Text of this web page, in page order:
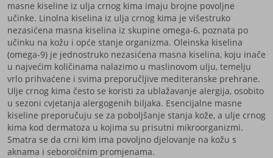
masne kiseline iz ulja crnog kima imaju brojne povoljne
učinke. Linolna kiselina iz ulja crnog kima je višestruko
nezasićena masna kiselina iz skupine omega-6, poznata po
učinku na kožu i opće stanje organizma. Oleinska kiselina
(omega-9) je jednostruko nezasićena masna kiselina, koju inače
u najvećim količinama nalazimo u maslinovom ulju, temelju
vrlo prihvaćene i svima preporučljive mediteranske prehrane.
Ulje crnog kima često se koristi za ublažavanje alergija, osobito
u sezoni cvjetanja alergogenih biljaka. Esencijalne masne
kiseline preporučuju se za poboljšanje stanja kože, a ulje crnog
kima kod dermatoza u kojima su prisutni mikroorganizmi.
Smatra se da crni kim ima povoljno djelovanje na kožu s
aknama i seboroičnim promjenama.